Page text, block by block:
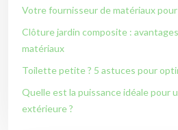
Votre fournisseur de matériaux
Clôture jardin composite :
matériaux
Toilette petite ? 5 astuces pour
Quelle est la puissance idéale pour
extérieure ?